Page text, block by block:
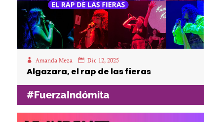
Amanda Meza Dic 12, 2025
Algazara, el rap de las fieras
#FuerzaIndómita